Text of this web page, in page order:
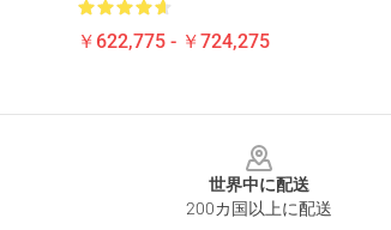
￥622,775 - ￥724,275
世界中に配送
200カ国以上に配送